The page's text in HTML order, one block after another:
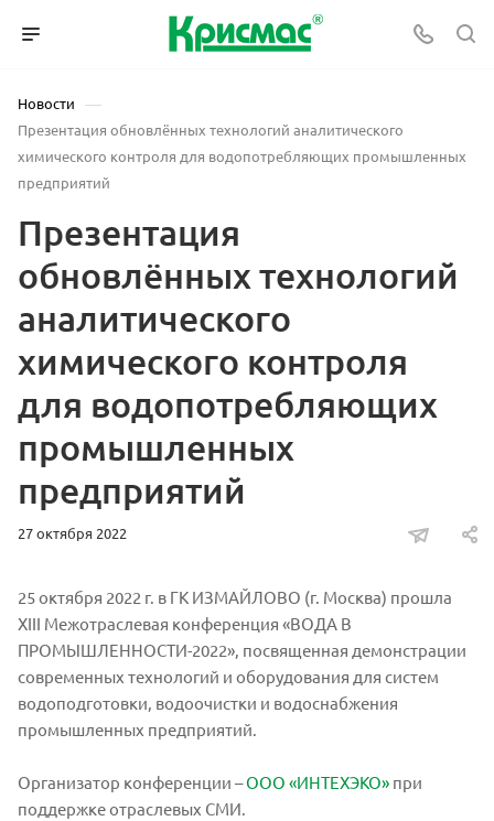
Новости —
Презентация обновлённых технологий аналитического
химического контроля для водопотребляющих промышленных
предприятий
Презентация
обновлённых технологий
аналитического
химического контроля
для водопотребляющих
промышленных
предприятий
27 октября 2022
25 октября 2022 г. в ГК ИЗМАЙЛОВО (г. Москва) прошла
XIII Межотраслевая конференция «ВОДА В
ПРОМЫШЛЕННОСТИ-2022», посвященная демонстрации
современных технологий и оборудования для систем
водоподготовки, водоочистки и водоснабжения
промышленных предприятий.
Организатор конференции –ООО «ИНТЕХЭКО» при
поддержке отраслевых СМИ.